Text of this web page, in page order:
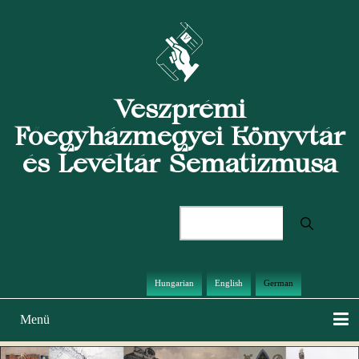
Veszprémi
Főegyházmegyei Könyvtár
és Levéltár Sematizmusa
Hungarian English German
Hauptnavigation
Menü